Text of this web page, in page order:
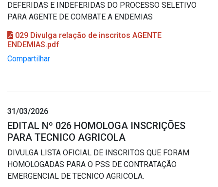
DEFERIDAS E INDEFERIDAS DO PROCESSO SELETIVO
PARA AGENTE DE COMBATE A ENDEMIAS
029 Divulga relação de inscritos AGENTE
ENDEMIAS.pdf
Compartilhar
31/03/2026
EDITAL Nº 026 HOMOLOGA INSCRIÇÕES
PARA TECNICO AGRICOLA
DIVULGA LISTA OFICIAL DE INSCRITOS QUE FORAM
HOMOLOGADAS PARA O PSS DE CONTRATAÇÃO
EMERGENCIAL DE TECNICO AGRICOLA.